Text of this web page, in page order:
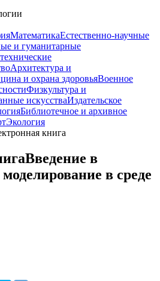
МатематикаЕстественно-научные
и гуманитарные
Архитектура и
и охрана здоровьяВоенное
Физкультура и
искусстваИздательское
Библиотечное и архивное
Экология
книга
Введение в
в среде